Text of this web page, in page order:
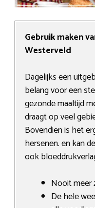
Gebruik maken
Westerveld
Dagelijks een
belang voor een
gezonde maaltijd
draagt op veel
Bovendien is het
hersenen. en kan
ook
Nooit meer
De hele